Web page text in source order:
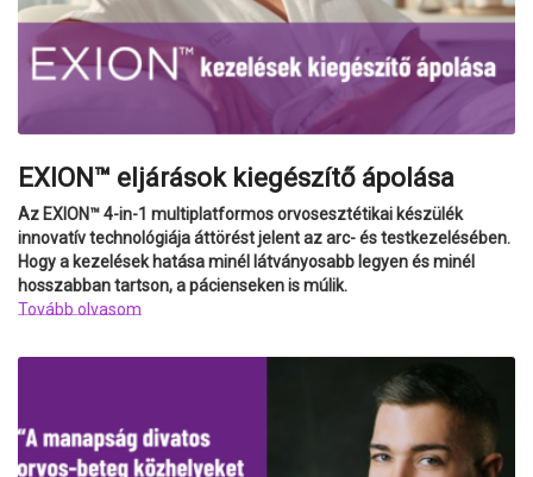
EXION™ eljárások kiegészítő ápolása
Az EXION™ 4-in-1 multiplatformos orvosesztétikai készülék
innovatív technológiája áttörést jelent az arc- és testkezelésében.
Hogy a kezelések hatása minél látványosabb legyen és minél
hosszabban tartson, a pácienseken is múlik.
Tovább olvasom